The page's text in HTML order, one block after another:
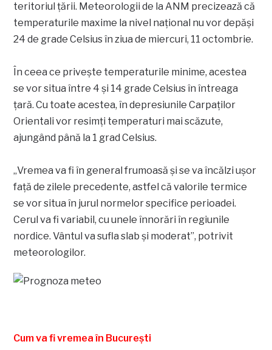
teritoriul țării. Meteorologii de la ANM precizează că
temperaturile maxime la nivel național nu vor depăși
24 de grade Celsius în ziua de miercuri, 11 octombrie.
În ceea ce privește temperaturile minime, acestea
se vor situa între 4 și 14 grade Celsius în întreaga
țară. Cu toate acestea, în depresiunile Carpaților
Orientali vor resimți temperaturi mai scăzute,
ajungând până la 1 grad Celsius.
„Vremea va fi în general frumoasă şi se va încălzi uşor
faţă de zilele precedente, astfel că valorile termice
se vor situa în jurul normelor specifice perioadei.
Cerul va fi variabil, cu unele înnorări în regiunile
nordice. Vântul va sufla slab şi moderat”, potrivit
meteorologilor.
Cum va fi vremea în București